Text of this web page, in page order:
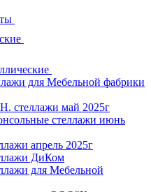
для Мебельной фабрики
стеллажи май 2025г
стеллажи июнь
апрель 2025г
ДиКом
для Мебельной